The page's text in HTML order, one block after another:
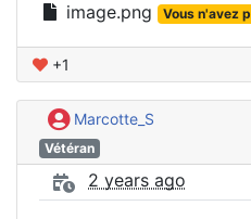
image.png
Vous n'avez
+1
Marcotte_S
Vétéran
2 years ago